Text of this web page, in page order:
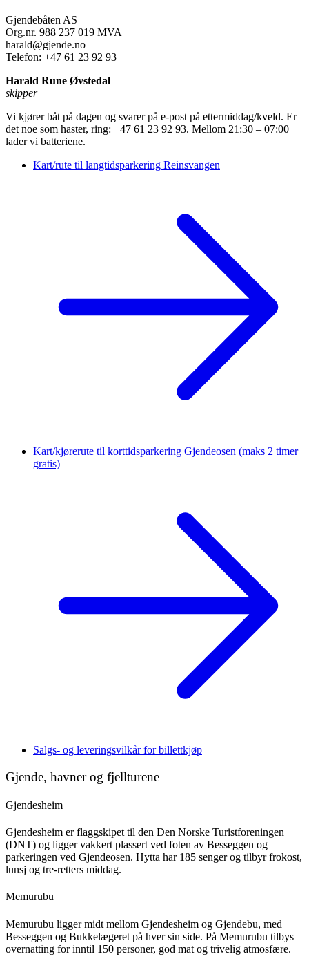
Gjendebåten AS
Org.nr. 988 237 019 MVA
harald@gjende.no
Telefon: +47 61 23 92 93
Harald Rune Øvstedal
skipper
Vi kjører båt på dagen og svarer på e-post på ettermiddag/kveld. Er
det noe som haster, ring: +47 61 23 92 93. Mellom 21:30 – 07:00
lader vi batteriene.
Kart/rute til langtidsparkering Reinsvangen
Kart/kjørerute til korttidsparkering Gjendeosen (maks 2 timer
gratis)
Salgs- og leveringsvilkår for billettkjøp
Gjende, havner og fjellturene
Gjendesheim
Gjendesheim er flaggskipet til den Den Norske Turistforeningen
(DNT) og ligger vakkert plassert ved foten av Besseggen og
parkeringen ved Gjendeosen. Hytta har 185 senger og tilbyr frokost,
lunsj og tre-retters middag.
Memurubu
Memurubu ligger midt mellom Gjendesheim og Gjendebu, med
Besseggen og Bukkelægeret på hver sin side. På Memurubu tilbys
overnatting for inntil 150 personer, god mat og trivelig atmosfære.